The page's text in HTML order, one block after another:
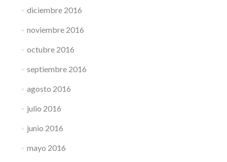
diciembre 2016
noviembre 2016
octubre 2016
septiembre 2016
agosto 2016
julio 2016
junio 2016
mayo 2016